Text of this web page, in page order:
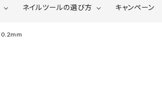
ネイルツールの選び方 キャンペーン
0.2mm